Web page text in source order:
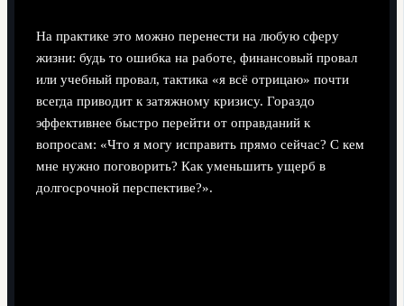
На практике это можно перенести на любую сферу
жизни: будь то ошибка на работе, финансовый провал
или учебный провал, тактика «я всё отрицаю» почти
всегда приводит к затяжному кризису. Гораздо
эффективнее быстро перейти от оправданий к
вопросам: «Что я могу исправить прямо сейчас? С кем
мне нужно поговорить? Как уменьшить ущерб в
долгосрочной перспективе?».